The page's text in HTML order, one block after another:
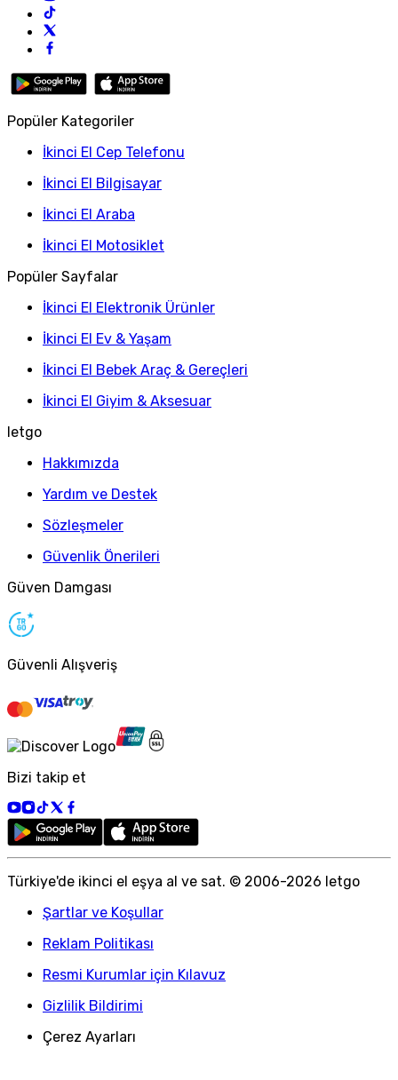
Popüler Kategoriler
İkinci El Cep Telefonu
İkinci El Bilgisayar
İkinci El Araba
İkinci El Motosiklet
Popüler Sayfalar
İkinci El Elektronik Ürünler
İkinci El Ev & Yaşam
İkinci El Bebek Araç & Gereçleri
İkinci El Giyim & Aksesuar
letgo
Hakkımızda
Yardım ve Destek
Sözleşmeler
Güvenlik Önerileri
Güven Damgası
Güvenli Alışveriş
Bizi takip et
Türkiye'de ikinci el eşya al ve sat. © 2006-2026 letgo
Şartlar ve Koşullar
Reklam Politikası
Resmi Kurumlar için Kılavuz
Gizlilik Bildirimi
Çerez Ayarları